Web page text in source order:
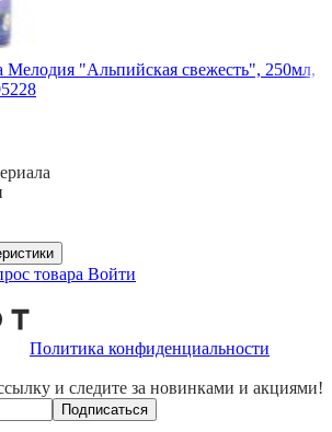
Мелодия "Альпийская свежесть", 250мл,
товара Войти
Политика конфиденциальности
и следите за новинками и акциями!
Подписаться